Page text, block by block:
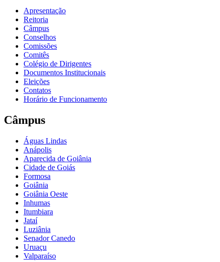
Apresentação
Reitoria
Câmpus
Conselhos
Comissões
Comitês
Colégio de Dirigentes
Documentos Institucionais
Eleições
Contatos
Horário de Funcionamento
Câmpus
Águas Lindas
Anápolis
Aparecida de Goiânia
Cidade de Goiás
Formosa
Goiânia
Goiânia Oeste
Inhumas
Itumbiara
Jataí
Luziânia
Senador Canedo
Uruaçu
Valparaíso